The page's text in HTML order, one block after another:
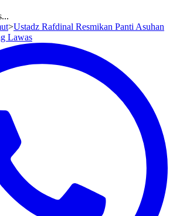
>Ustadz Rafdinal Resmikan Panti Asuhan
Lawas